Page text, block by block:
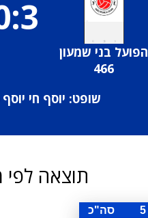
הפועל בני שמעון
466
שופט: יוסף חי
תוצאה לפי
5 סה"כ